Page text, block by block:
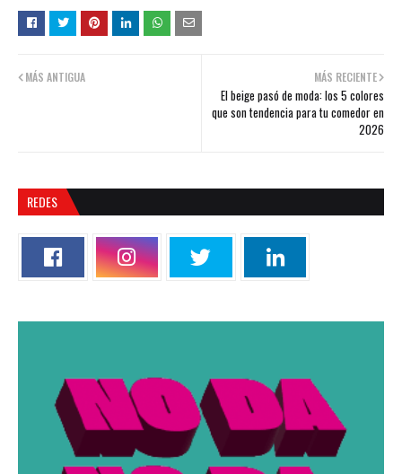
MÁS RECIENTE
El beige pasó de moda: los 5 colores
que son tendencia para tu comedor en
2026
MÁS ANTIGUA
REDES